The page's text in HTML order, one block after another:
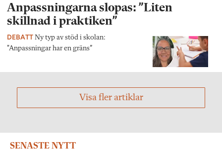
Anpassningarna slopas: ”Liten
skillnad i praktiken”
DEBATT Ny typ av stöd i skolan:
"Anpassningar har en gräns”
Visa fler artiklar
SENASTE NYTT